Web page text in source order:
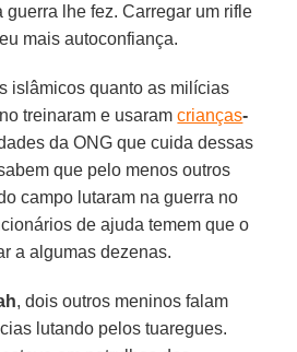
guerra lhe fez. Carregar um rifle
mais autoconfiança.
islâmicos quanto as milícias
treinaram e usaramcrianças-
da ONG que cuida dessas
que pelo menos outros
campo lutaram na guerra no
de ajuda temem que o
a algumas dezenas.
, dois outros meninos falam
lutando pelos tuaregues.